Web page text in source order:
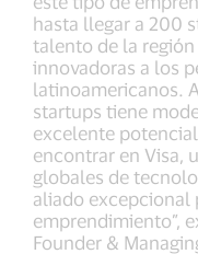
hasta llegar a 200
talento de la
innovadoras a los
latinoamericanos.
startups tiene
excelente
encontrar en Visa,
globales de
aliado excepcional
emprendimiento”,
Founder &